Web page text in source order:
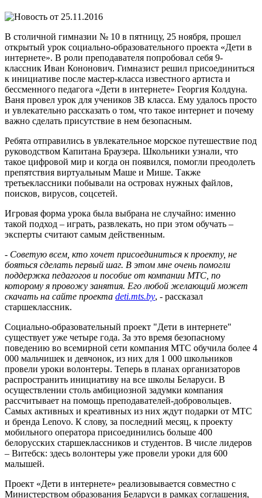
25.11.2016
В столичной гимназии № 10 в пятницу, 25 ноября, прошел
открытый урок социально-образовательного проекта «Дети в
интернете». В роли преподавателя попробовал себя 9-
классник Иван Кононович. Гимназист решил присоединиться
к инициативе после мастер-класса известного артиста и
бессменного педагога «Дети в интернете» Георгия Колдуна.
Ваня провел урок для учеников 3В класса. Ему удалось просто
и увлекательно рассказать о том, что такое интернет и почему
важно сделать присутствие в нем безопасным.
Ребята отправились в увлекательное морское путешествие под
руководством Капитана Браузера. Школьники узнали, что
такое цифровой мир и когда он появился, помогли преодолеть
препятствия виртуальным Маше и Мише. Также
третьеклассники побывали на островах нужных файлов,
поисков, вирусов, соцсетей.
Игровая форма урока была выбрана не случайно: именно
такой подход – играть, развлекать, но при этом обучать –
эксперты считают самым действенным.
- Советую всем, кто хочет присоединиться к проекту, не
бояться сделать первый шаг. В этом мне очень помогли
поддержка педагогов и пособие от компании МТС, по
которому я провожу занятия. Его любой желающий может
скачать на сайте проекта deti.mts.by, - рассказал
старшеклассник.
Социально-образовательный проект "Дети в интернете"
существует уже четыре года. За это время безопасному
поведению во всемирной сети компания МТС обучила более 4
000 мальчишек и девчонок, из них для 1 000 школьников
провели уроки волонтеры. Теперь в планах организаторов
распространить инициативу на все школы Беларуси. В
осуществлении столь амбициозной задумки компания
рассчитывает на помощь преподавателей-добровольцев.
Самых активных и креативных из них ждут подарки от МТС
и бренда Lenovo. К слову, за последний месяц, к проекту
мобильного оператора присоединились больше 400
белорусских старшеклассников и студентов. В числе лидеров
– Витебск: здесь волонтеры уже провели уроки для 600
малышей.
Проект «Дети в интернете» реализовывается совместно с
Министерством образования Беларуси в рамках соглашения,